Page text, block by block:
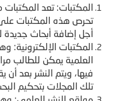
المكتبات: تعد
تحرص هذه المكتبات على
أجل إضافة أبحاث جديدة
المكتبات
العلمية يمكن للطالب
فيها، ويتم النشر بعد
تلك المجلات بتحكيم
مواقع النشر العلمي: